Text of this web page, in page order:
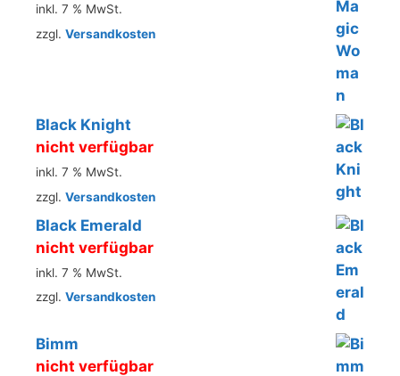
inkl. 7 % MwSt.
zzgl. Versandkosten
Black Knight
nicht verfügbar
inkl. 7 % MwSt.
zzgl. Versandkosten
Black Emerald
nicht verfügbar
inkl. 7 % MwSt.
zzgl. Versandkosten
Bimm
nicht verfügbar